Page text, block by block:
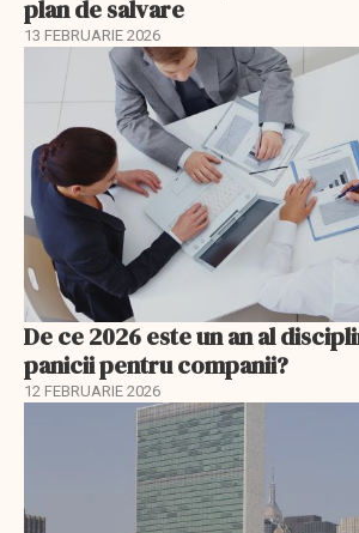
plan de salvare
13 FEBRUARIE 2026
De ce 2026 este un an al
panicii pentru companii?
12 FEBRUARIE 2026